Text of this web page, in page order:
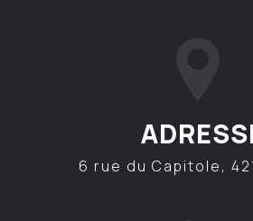
6 rue du Capitole,